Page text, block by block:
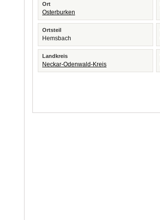
Ort
Osterburken
Ortsteil
Hemsbach
Landkreis
Neckar-Odenwald-Kreis